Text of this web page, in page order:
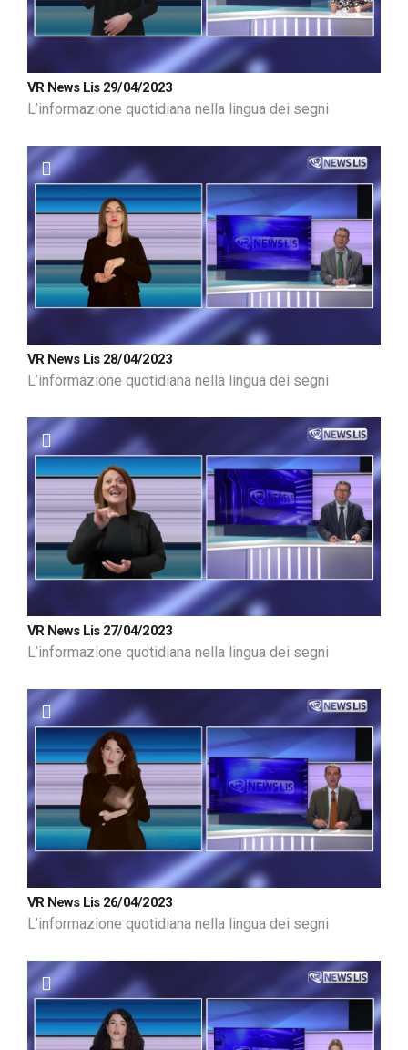
VR News Lis 29/04/2023
L’informazione quotidiana nella lingua dei segni
VR News Lis 28/04/2023
L’informazione quotidiana nella lingua dei segni
VR News Lis 27/04/2023
L’informazione quotidiana nella lingua dei segni
VR News Lis 26/04/2023
L’informazione quotidiana nella lingua dei segni